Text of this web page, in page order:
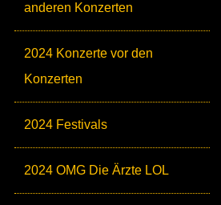
anderen Konzerten
2024 Konzerte vor den
Konzerten
2024 Festivals
2024 OMG Die Ärzte LOL